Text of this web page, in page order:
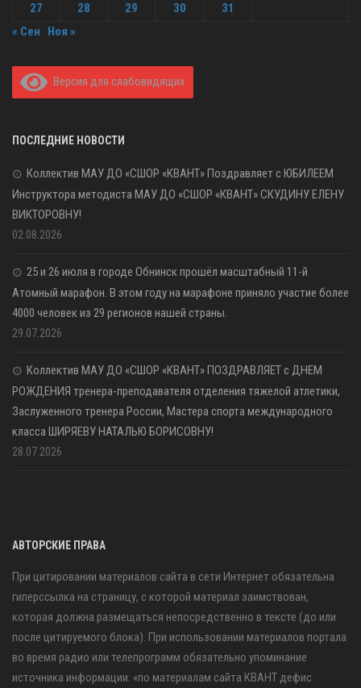
27
28 29 30
31
« Сен
Ноя »
Версия для слабовидящих
ПОСЛЕДНИЕ НОВОСТИ
Коллектив МАУ ДО «СШОР «КВАНТ» Поздравляет с ЮБИЛЕЕМ
Инструктора методиста МАУ ДО «СШОР «КВАНТ» СКУДИНУ ЕЛЕНУ
ВИКТОРОВНУ!
02.08.2026
25 и 26 июля в городе Обнинск прошёл масштабный 11-й
Атомный марафон. В этом году на марафоне приняло участие более
4000 человек из 29 регионов нашей страны.
29.07.2026
Коллектив МАУ ДО «СШОР «КВАНТ» ПОЗДРАВЛЯЕТ с ДНЕМ
РОЖДЕНИЯ тренера-преподавателя отделения тяжелой атлетики,
Заслуженного тренера России, Мастера спорта международного
класса ШИРЯЕВУ НАТАЛЬЮ БОРИСОВНУ!
28.07.2026
АВТОРСКИЕ ПРАВА
При цитировании материалов сайта в сети Интернет обязательна
гиперссылка на страницу, с которой материал заимствован,
которая должна размещаться непосредственно в тексте (до или
после цитируемого блока). При использовании материалов портала
во время радио или телепрограмм обязательно упоминание
источника информации: «по материалам сайта КВАНТ дефис